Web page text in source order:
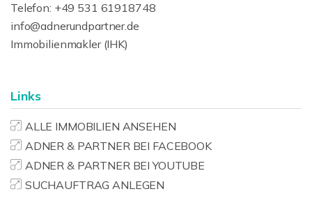
Telefon: +49 531 61918748
info@adnerundpartner.de
Immobilienmakler (IHK)
Links
ALLE IMMOBILIEN ANSEHEN
ADNER & PARTNER BEI FACEBOOK
ADNER & PARTNER BEI YOUTUBE
SUCHAUFTRAG ANLEGEN